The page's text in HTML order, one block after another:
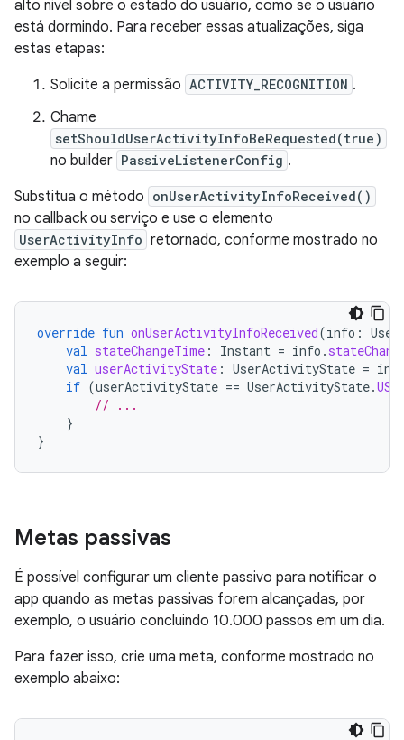
alto nível sobre o estado do usuário, como se o usuário
está dormindo. Para receber essas atualizações, siga
estas etapas:
Solicite a permissão ACTIVITY_RECOGNITION .
Chame
setShouldUserActivityInfoBeRequested(true)
no builder PassiveListenerConfig .
Substitua o método onUserActivityInfoReceived()
no callback ou serviço e use o elemento
UserActivityInfo retornado, conforme mostrado no
exemplo a seguir:
override fun onUserActivityInfoReceived(info :
val stateChangeTime : Instant = info .
val userActivityState : UserActivityState =
if (userActivityState == UserActivityState.
// ...
}
}
Metas passivas
É possível configurar um cliente passivo para notificar o
app quando as metas passivas forem alcançadas, por
exemplo, o usuário concluindo 10.000 passos em um dia.
Para fazer isso, crie uma meta, conforme mostrado no
exemplo abaixo: